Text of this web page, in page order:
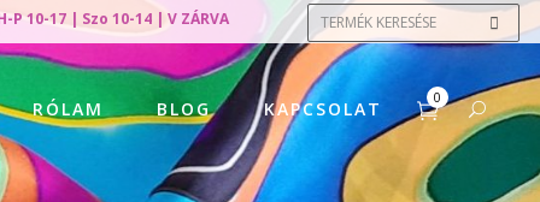
P 10-17 | Szo 10-14 | V ZÁRVA
0
RÓLAM BLOG KAPCSOLAT